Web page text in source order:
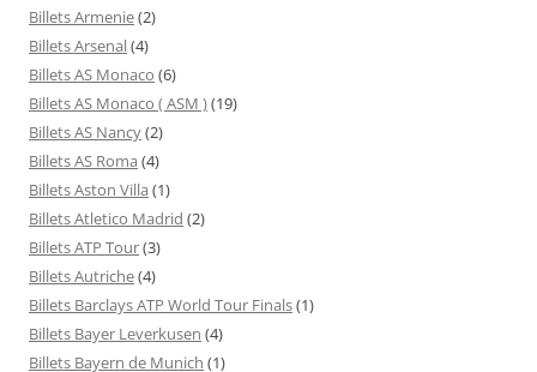
Billets Armenie(2)
Billets Arsenal(4)
Billets AS Monaco (6)
Billets AS Monaco ( ASM )(19)
Billets AS Nancy(2)
Billets AS Roma (4)
Billets Aston Villa (1)
Billets Atletico Madrid (2)
Billets ATP Tour(3)
Billets Autriche(4)
Billets Barclays ATP World Tour Finals(1)
Billets Bayer Leverkusen (4)
Billets Bayern de Munich (1)